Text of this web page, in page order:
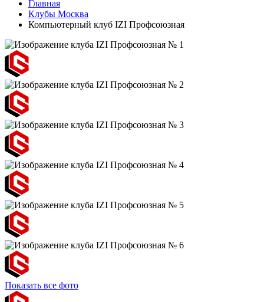
Главная
Клубы Москва
Компьютерный клуб IZI Профсоюзная
Показать все фото